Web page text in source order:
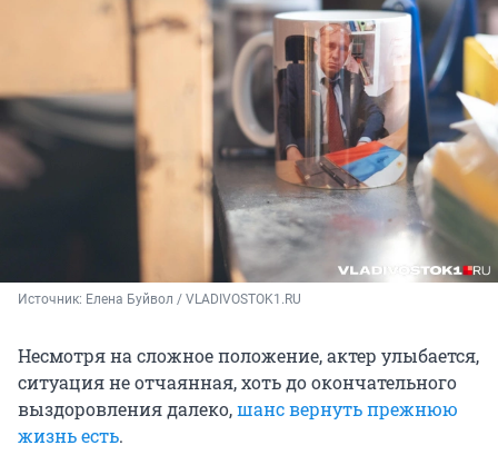
Источник: Елена Буйвол / VLADIVOSTOK1.RU
Несмотря на сложное положение, актер улыбается,
ситуация не отчаянная, хоть до окончательного
выздоровления далеко,шанс вернуть прежнюю
жизнь есть.